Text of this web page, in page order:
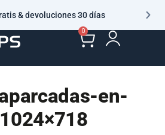
& devoluciones 30 días
0
en-